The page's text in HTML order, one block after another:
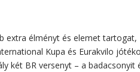
extra élményt és elemet
Kupa és Eurakvilo
két BR versenyt – a